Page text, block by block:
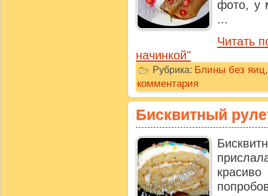
фото, у
...
Читать
начинкой"
Рубрика: Блины без яиц
комментария
Бисквитный